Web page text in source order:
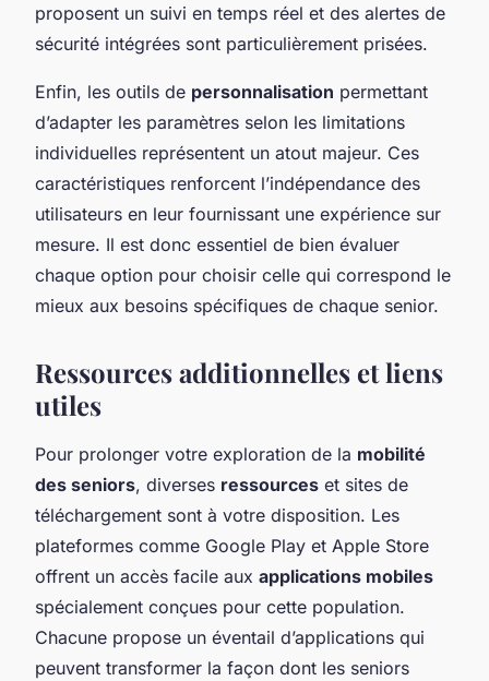
proposent un suivi en temps réel et des alertes de
sécurité intégrées sont particulièrement prisées.
Enfin, les outils de personnalisation permettant
d’adapter les paramètres selon les limitations
individuelles représentent un atout majeur. Ces
caractéristiques renforcent l’indépendance des
utilisateurs en leur fournissant une expérience sur
mesure. Il est donc essentiel de bien évaluer
chaque option pour choisir celle qui correspond le
mieux aux besoins spécifiques de chaque senior.
Ressources additionnelles et liens
utiles
Pour prolonger votre exploration de la mobilité
des seniors, diverses ressources et sites de
téléchargement sont à votre disposition. Les
plateformes comme Google Play et Apple Store
offrent un accès facile aux applications mobiles
spécialement conçues pour cette population.
Chacune propose un éventail d’applications qui
peuvent transformer la façon dont les seniors